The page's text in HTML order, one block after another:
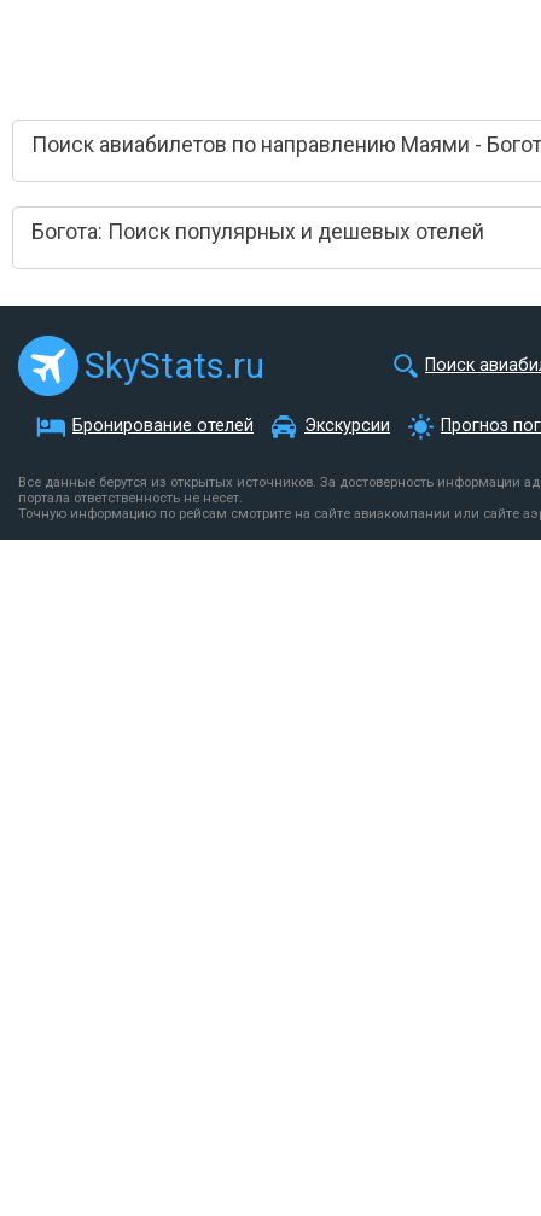
Поиск авиабилетов по направлению Маями -
Богота: Поиск популярных и дешевых отелей
SkyStats.ru Поиск
Бронирование отелей Экскурсии Прогноз
Все данные берутся из открытых источников. За достоверность информации
портала ответственность не несет.
Точную информацию по рейсам смотрите на сайте авиакомпании или сайте